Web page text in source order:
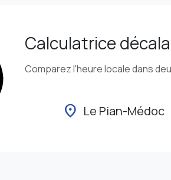
Calculatrice
Comparez l'heure locale dans
location_on Le Pian-Médoc